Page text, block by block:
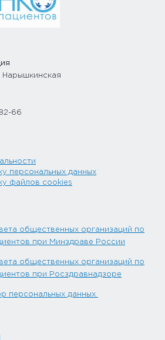
Нарышкинская
66
персональных данных
файлов cookies
общественных организаций по
при Минздраве России
общественных организаций по
при Росздравнадзоре
персональных данных